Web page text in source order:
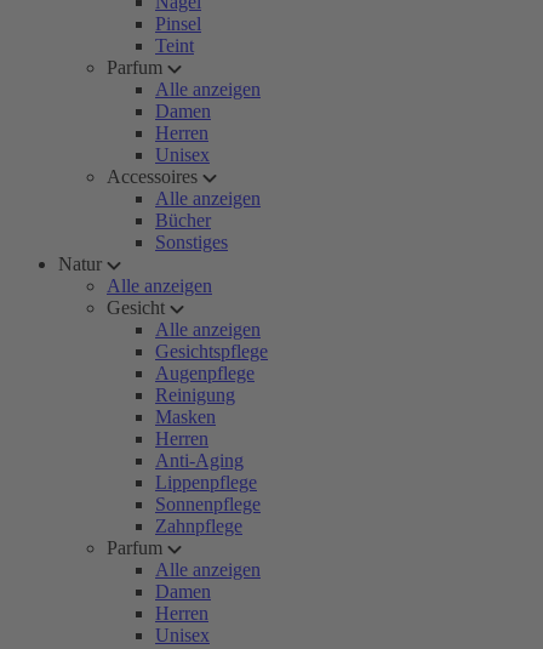
Pinsel
Teint
Parfum
Alle anzeigen
Damen
Herren
Unisex
Accessoires
Alle anzeigen
Bücher
Sonstiges
Natur
Alle anzeigen
Gesicht
Alle anzeigen
Gesichtspflege
Augenpflege
Reinigung
Masken
Herren
Anti-Aging
Lippenpflege
Sonnenpflege
Zahnpflege
Parfum
Alle anzeigen
Damen
Herren
Unisex